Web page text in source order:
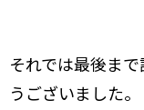
それでは最後ま
うございました。